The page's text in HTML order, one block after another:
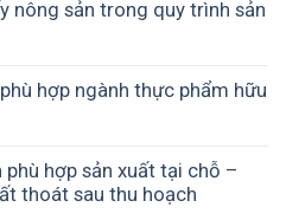
nông sản trong quy trình sản
hợp ngành thực phẩm hữu
phù hợp sản xuất tại chỗ –
thoát sau thu hoạch